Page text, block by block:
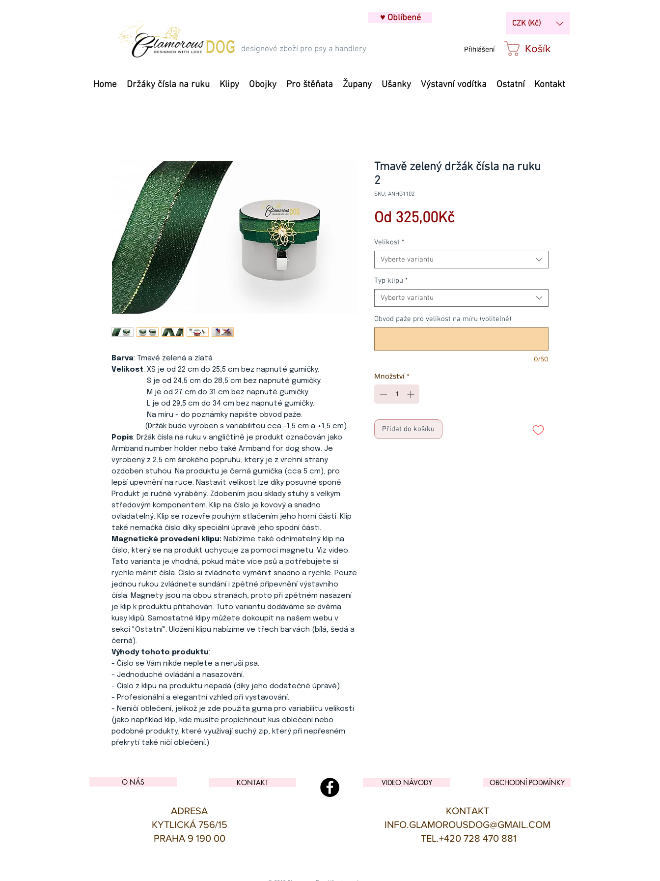
designové zboží pro psy a handlery
♥ Oblíbené
Přihlášení
CZK (Kč)
Košík
Home Držáky čísla na ruku Klipy Obojky Pro štěňata Župany Ušanky Výstavní vodítka Ostatní Kontakt
Barva: Tmavě zelená a zlatá
Velikost: XS je od 22 cm do 25,5 cm bez napnuté gumičky.
S je od 24,5 cm do 28,5 cm bez napnuté gumičky.
M je od 27 cm do 31 cm bez napnuté gumičky.
L je od 29,5 cm do 34 cm bez napnuté gumičky.
Na míru - do poznámky napište obvod paže.
(Držák bude vyroben s variabilitou cca -1,5 cm a +1,5 cm).
Popis: Držák čísla na ruku v angličtině je produkt označován jako
Armband number holder nebo také Armband for dog show. Je
vyrobený z 2,5 cm širokého popruhu, který je z vrchní strany
ozdoben stuhou. Na produktu je černá gumička (cca 5 cm), pro
lepší upevnění na ruce. Nastavit velikost lze díky posuvné sponě.
Produkt je ručně vyráběný. Zdobením jsou sklady stuhy s velkým
středovým komponentem. Klip na číslo je kovový a snadno
ovladatelný. Klip se rozevře pouhým stlačením jeho horní části. Klip
také nemačká číslo díky speciální úpravě jeho spodní části.
Magnetické provedení klipu: Nabízíme také odnímatelný klip na
číslo, který se na produkt uchycuje za pomoci magnetu. Viz video.
Tato varianta je vhodná, pokud máte více psů a potřebujete si
rychle měnit čísla. Číslo si zvládnete vyměnit snadno a rychle. Pouze
jednou rukou zvládnete sundání i zpětné připevnění výstavního
čísla. Magnety jsou na obou stranách, proto při zpětném nasazení
je klip k produktu přitahován. Tuto variantu dodáváme se dvěma
kusy klipů. Samostatné klipy můžete dokoupit na našem webu v
sekci "Ostatní". Uložení klipu nabízíme ve třech barvách (bílá, šedá a
černá).
Výhody tohoto produktu:
- Číslo se Vám nikde neplete a neruší psa.
- Jednoduché ovládání a nasazování.
- Číslo z klipu na produktu nepadá (díky jeho dodatečné úpravě).
- Profesionální a elegantní vzhled při vystavování.
- Neničí oblečení, jelikož je zde použita guma pro variabilitu velikosti
(jako například klip, kde musíte propíchnout kus oblečení nebo
podobné produkty, které využívají suchý zip, který při nepřesném
překrytí také ničí oblečení.)
Tmavě zelený držák čísla na ruku
2
SKU: ANHG1102
Od 325,00KčZvýhodněná
Velikost *
Vyberte variantu
Typ klipu *
Vyberte variantu
Obvod paže pro velikost na míru (volitelné)
0/50
Množství *
Přidat do košíku
O NÁS KONTAKT
ADRESA
KYTLICKÁ 756/15
PRAHA 9 190 00
VIDEO NÁVODY OBCHODNÍ PODMÍNKY
KONTAKT
INFO.GLAMOROUSDOG@GMAIL.COM
TEL.+420 728 470 881